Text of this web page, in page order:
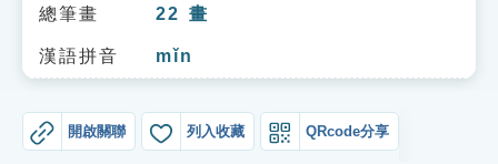
單字索引
生命大百科索引
遊戲專區
總筆畫 22 畫
漢語拼音 mǐn
開啟關聯 列入收藏 QRcode分享